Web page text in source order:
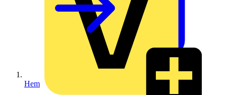
Hem